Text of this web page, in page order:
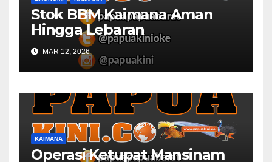
Stok BBM Kaimana Aman
Hingga Lebaran
MAR 12, 2026
KAIMANA
Operasi Ketupat Mansinam